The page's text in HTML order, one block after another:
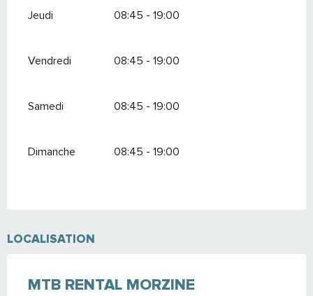
Jeudi 08:45 - 19:00
Vendredi 08:45 - 19:00
Samedi 08:45 - 19:00
Dimanche 08:45 - 19:00
LOCALISATION
MTB RENTAL MORZINE